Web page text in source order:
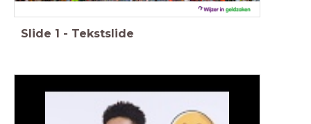
Slide 1 - Tekstslide